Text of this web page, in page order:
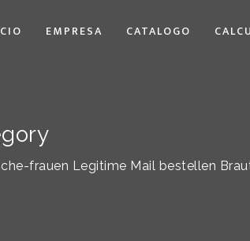
EMPRESA CATALOGO
frauen Legitime Mail bestellen